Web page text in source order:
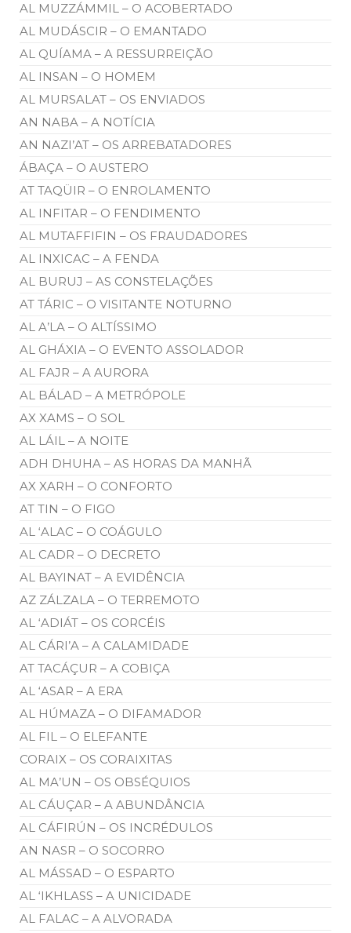
AL MUZZÁMMIL – O ACOBERTADO
AL MUDÁSCIR – O EMANTADO
AL QUÍAMA – A RESSURREIÇÃO
AL INSAN – O HOMEM
AL MURSALAT – OS ENVIADOS
AN NABA – A NOTÍCIA
AN NAZI’AT – OS ARREBATADORES
ÁBAÇA – O AUSTERO
AT TAQÜIR – O ENROLAMENTO
AL INFITAR – O FENDIMENTO
AL MUTAFFIFIN – OS FRAUDADORES
AL INXICAC – A FENDA
AL BURUJ – AS CONSTELAÇÕES
AT TÁRIC – O VISITANTE NOTURNO
AL A’LA – O ALTÍSSIMO
AL GHÁXIA – O EVENTO ASSOLADOR
AL FAJR – A AURORA
AL BÁLAD – A METRÓPOLE
AX XAMS – O SOL
AL LÁIL – A NOITE
ADH DHUHA – AS HORAS DA MANHÃ
AX XARH – O CONFORTO
AT TIN – O FIGO
AL ‘ALAC – O COÁGULO
AL CADR – O DECRETO
AL BAYINAT – A EVIDÊNCIA
AZ ZÁLZALA – O TERREMOTO
AL ‘ADIÁT – OS CORCÉIS
AL CÁRI’A – A CALAMIDADE
AT TACÁÇUR – A COBIÇA
AL ‘ASAR – A ERA
AL HÚMAZA – O DIFAMADOR
AL FIL – O ELEFANTE
CORAIX – OS CORAIXITAS
AL MA’UN – OS OBSÉQUIOS
AL CÁUÇAR – A ABUNDÂNCIA
AL CÁFIRÚN – OS INCRÉDULOS
AN NASR – O SOCORRO
AL MÁSSAD – O ESPARTO
AL ‘IKHLASS – A UNICIDADE
AL FALAC – A ALVORADA